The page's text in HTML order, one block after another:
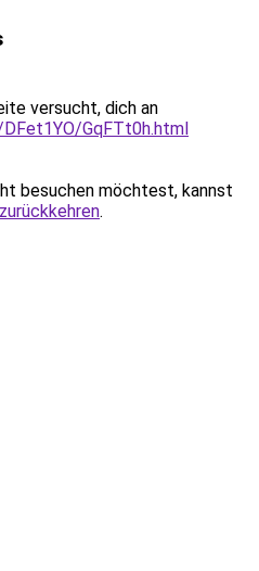
versucht, dich an
GqFTt0h.html
besuchen möchtest, kannst
.